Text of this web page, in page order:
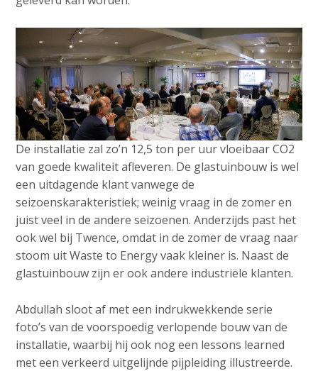
De installatie zal zo’n 12,5 ton per uur vloeibaar CO2
van goede kwaliteit afleveren. De glastuinbouw is wel
een uitdagende klant vanwege de
seizoenskarakteristiek; weinig vraag in de zomer en
juist veel in de andere seizoenen. Anderzijds past het
ook wel bij Twence, omdat in de zomer de vraag naar
stoom uit Waste to Energy vaak kleiner is. Naast de
glastuinbouw zijn er ook andere industriële klanten.
Abdullah sloot af met een indrukwekkende serie
foto’s van de voorspoedig verlopende bouw van de
installatie, waarbij hij ook nog een lessons learned
met een verkeerd uitgelijnde pijpleiding illustreerde.